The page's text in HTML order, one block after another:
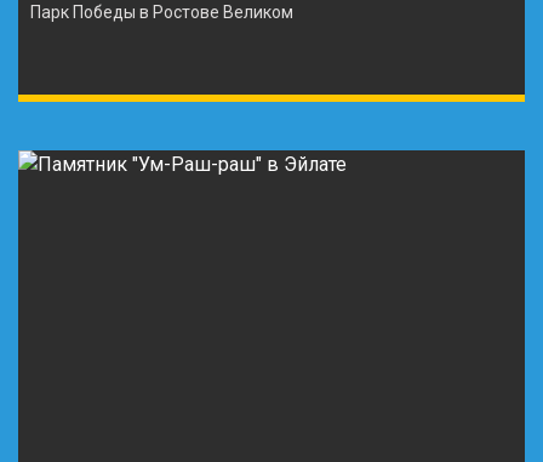
Парк Победы в Ростове Великом